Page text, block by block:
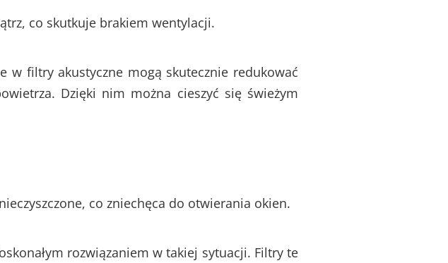
co skutkuje brakiem wentylacji.
w filtry akustyczne mogą skutecznie redukować
Dzięki nim można cieszyć się świeżym
co zniechęca do otwierania okien.
rozwiązaniem w takiej sytuacji. Filtry te